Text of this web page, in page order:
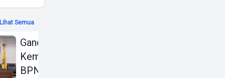
Lihat Semua
Gandeng KPK dan
Kementerian ATR
BPN, Pemprov